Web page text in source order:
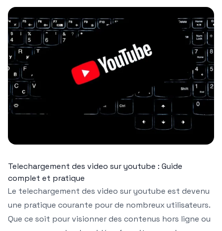
Telechargement des video sur youtube : Guide
complet et pratique
Le telechargement des video sur youtube est devenu
une pratique courante pour de nombreux utilisateurs.
Que ce soit pour visionner des contenus hors ligne ou